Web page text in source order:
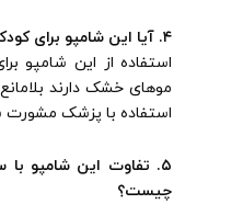
۴. آیا این شامپو برای کودکان هم مناسب است؟
موهای خشک دارند
استفاده با پزشک مشورت
۵. تفاوت این شامپو
چیست؟